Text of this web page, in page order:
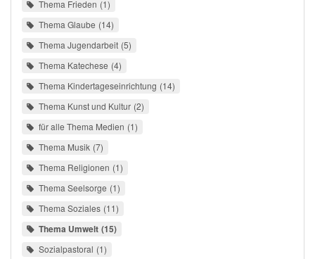
Thema Frieden 1
Thema Glaube 14
Thema Jugendarbeit 5
Thema Katechese 4
Thema Kindertageseinrichtung 14
Thema Kunst und Kultur 2
für alle Thema Medien 1
Thema Musik 7
Thema Religionen 1
Thema Seelsorge 1
Thema Soziales 11
Thema Umwelt 15
Sozialpastoral 1